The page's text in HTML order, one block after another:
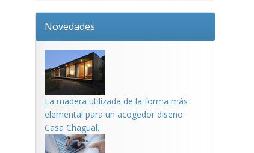
Novedades
La madera utilizada de la forma más
elemental para un acogedor diseño.
Casa Chagual.